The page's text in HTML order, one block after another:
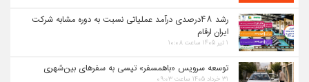
رشد ۴۸درصدی درآمد عملیاتی نسبت به دوره مشابه شرکت
ایران ارقام
۱ تیر ۱۴۰۵ ساعت ۱۰:۰۸
توسعه سرویس «باهمسفر» تپسی به سفرهای بین‌شهری
۳۱ خرداد ۱۴۰۵ ساعت ۰۹:۰۳